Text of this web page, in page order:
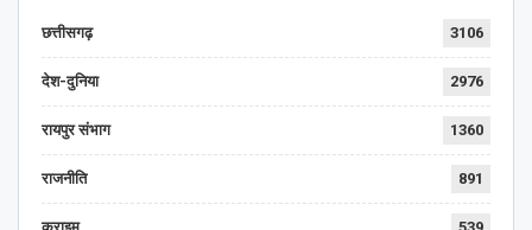
छत्तीसगढ़ 3106
देश-दुनिया 2976
रायपुर संभाग 1360
राजनीति 891